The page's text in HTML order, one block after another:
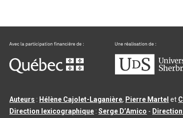
Auteurs : Hélène Cajolet-Laganière, Pierre Martel et
Direction lexicographique :Serge D’Amico -